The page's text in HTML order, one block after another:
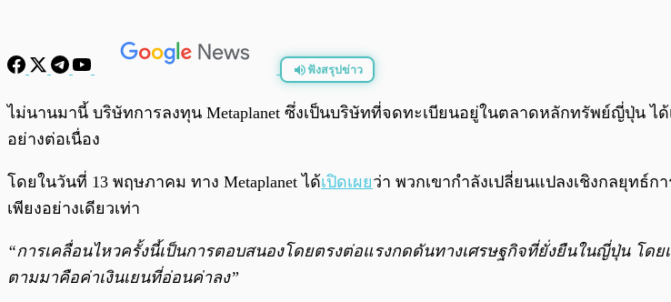
ฟังสรุปข่าว
พร้อมเล่น
ไม่นานมานี้ บริษัทการลงทุน Metaplanet ซึ่งเป็นบริษัทที่จดทะเบียนอยู่ในตลาดหลักทรัพย์ญี่ปุ่น ได้
อย่างต่อเนื่อง
โดยในวันที่ 13 พฤษภาคม ทาง Metaplanet ได้เปิดเผยว่า พวกเขากำลังเปลี่ยนแปลงเชิงกลยุทธ์
เพียงอย่างเดียวเท่า
“การเคลื่อนไหวครั้งนี้เป็นการตอบสนองโดยตรงต่อแรงกดดันทางเศรษฐกิจที่ยั่งยืนในญี่ปุ่น โด
ตามมาคือค่าเงินเยนที่อ่อนค่าลง”